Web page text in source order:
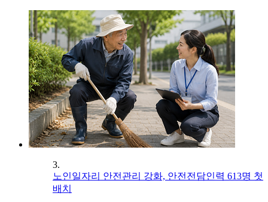
3.
노인일자리 안전관리 강화, 안전전담인력 613명 첫
배치